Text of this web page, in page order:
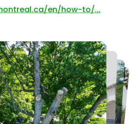
en/how-to/...